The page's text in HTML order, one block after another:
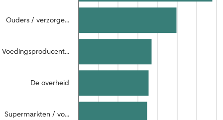
Ouders / verzorge...
Voedingsproducent...
De overheid
Supermarkten / vo...